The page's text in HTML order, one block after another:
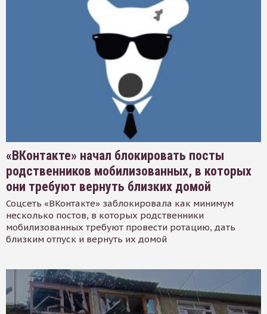
«ВКонтакте» начал блокировать посты
родственников мобилизованных, в которых
они требуют вернуть близких домой
Соцсеть «ВКонтакте» заблокировала как минимум
несколько постов, в которых родственники
мобилизованных требуют провести ротацию, дать
близким отпуск и вернуть их домой